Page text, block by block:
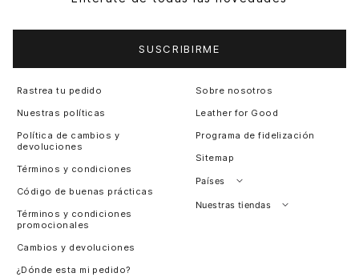
SUSCRIBIRME
Rastrea tu pedido
Nuestras políticas
Política de cambios y
devoluciones
Términos y condiciones
Código de buenas prácticas
Términos y condiciones
promocionales
Cambios y devoluciones
¿Dónde esta mi pedido?
Sobre nosotros
Leather for Good
Programa de fidelización
Sitemap
Países
Perú
Nuestras tiendas